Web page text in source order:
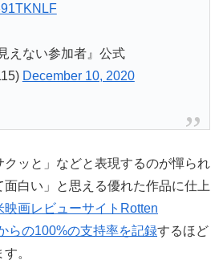
えない参加者』公式
December 10, 2020
クッと」などと表現するのが憚られ
面白い」と思える優れた作品に仕上
映画レビューサイトRotten
らの100%の支持率を記録するほど
。